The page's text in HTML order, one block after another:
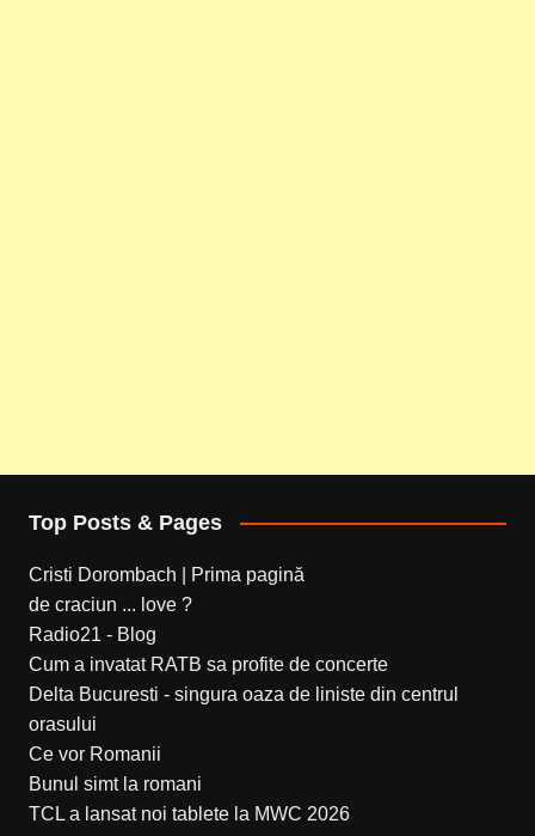
Top Posts & Pages
Cristi Dorombach | Prima pagină
de craciun ... love ?
Radio21 - Blog
Cum a invatat RATB sa profite de concerte
Delta Bucuresti - singura oaza de liniste din centrul
orasului
Ce vor Romanii
Bunul simt la romani
TCL a lansat noi tablete la MWC 2026